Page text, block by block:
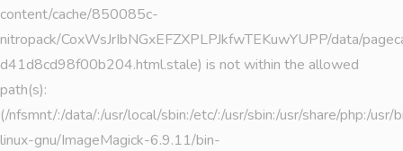
content/cache/850085c-
nitropack/CoxWsJrIbNGxEFZXPLPJkfwTEKuwYUPP/data/
d41d8cd98f00b204.html.stale) is not within the allowed
path(s):
(/nfsmnt/:/data/:/usr/local/sbin:/etc/:/usr/sbin:/usr/share/php:/
linux-gnu/ImageMagick-6.9.11/bin-